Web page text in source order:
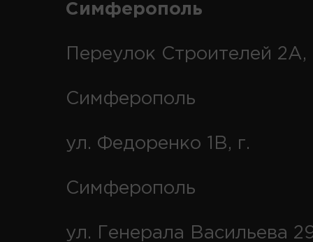
Симферополь
Переулок Строителей 2А,
Симферополь
ул. Федоренко 1В, г.
Симферополь
ул. Генерала Васильева